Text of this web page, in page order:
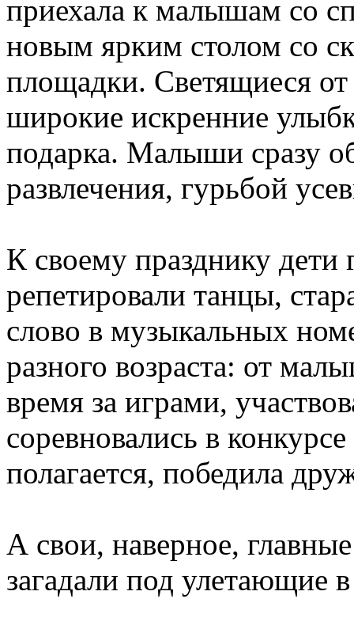
приехала к малышам со
новым ярким столом со
площадки. Светящиеся от
широкие искренние
подарка. Малыши сразу
развлечения, гурьбой
К своему празднику дети
репетировали танцы,
слово в музыкальных
разного возраста: от
время за играми,
соревновались в
полагается, победила
А свои, наверное,
загадали под улетающие